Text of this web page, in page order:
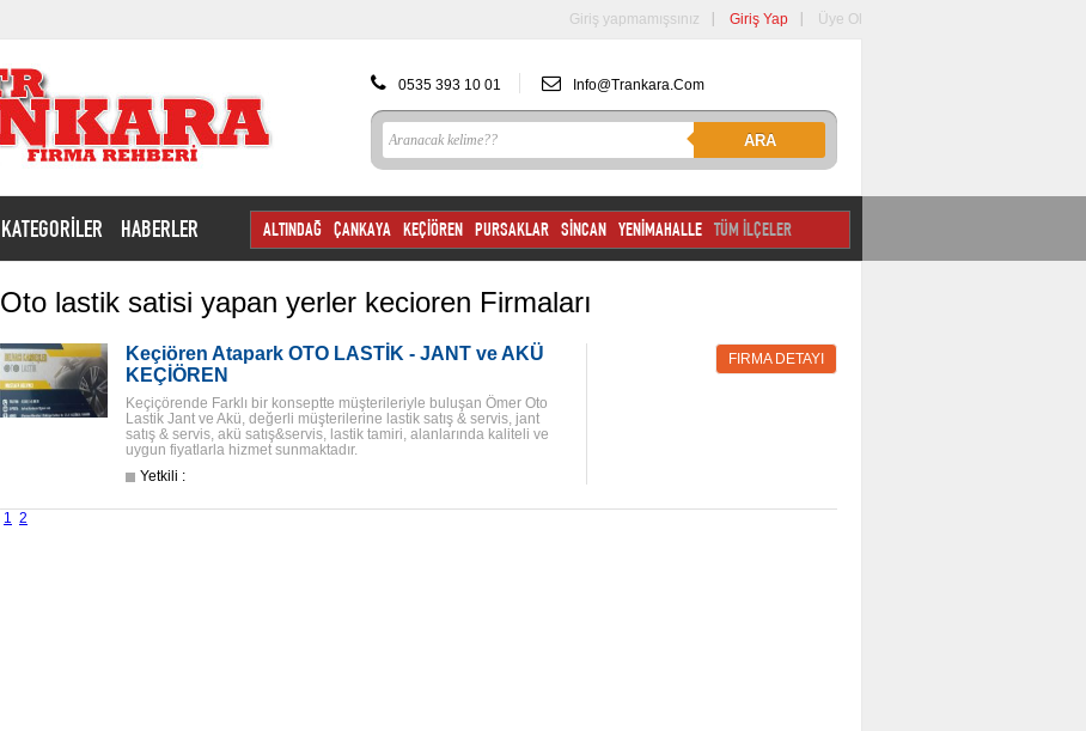
Üye Ol
Giriş Yap
Giriş yapmamışsınız
0535 393 10 01 Info@trankara.com
ARA
ALTINDAĞ ÇANKAYA KEÇİÖREN PURSAKLAR SİNCAN YENİMAHALLE TÜM İLÇELER
KATEGORİLER HABERLER
Oto lastik satisi yapan yerler kecioren Firmaları
Keçiören Atapark OTO LASTİK - JANT ve AKÜ
KEÇİÖREN
Keçiçörende Farklı bir konseptte müşterileriyle buluşan Ömer Oto
Lastik Jant ve Akü, değerli müşterilerine lastik satış & servis, jant
satış & servis, akü satış&servis, lastik tamiri, alanlarında kaliteli ve
uygun fiyatlarla hizmet sunmaktadır.
Yetkili :
FIRMA DETAYI
1 2